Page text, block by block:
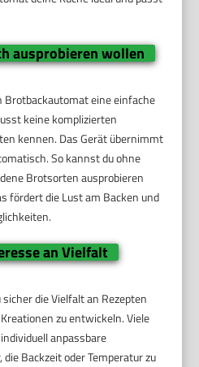
ausprobieren wollen
Brotbackautomat eine einfache
keine komplizierten
kennen. Das Gerät übernimmt
So kannst du ohne
Brotsorten ausprobieren
fördert die Lust am Backen und
an Vielfalt
die Vielfalt an Rezepten
zu entwickeln. Viele
anpassbare
Backzeit oder Temperatur zu